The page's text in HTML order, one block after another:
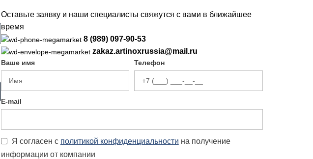
Оставьте заявку и наши специалисты свяжутся с вами в ближайшее
время
8 (989) 097-90-53
zakaz.artinoxrussia@mail.ru
Ваше имя Телефон
E-mail
Я согласен с политикой конфиденциальности на получение
информации от компании